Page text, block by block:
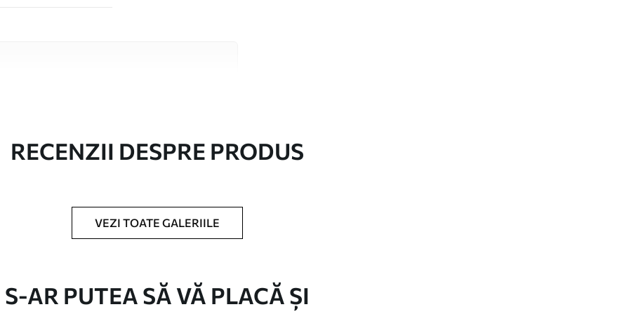
role de până la 50 cm lățime.
moale. Fototapetul cu strat de lac
RECENZII DESPRE PRODUS
VEZI TOATE GALERIILE
S-AR PUTEA SĂ VĂ PLACĂ ȘI